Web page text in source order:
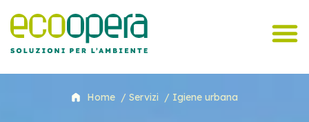
Home / Servizi / Igiene urbana